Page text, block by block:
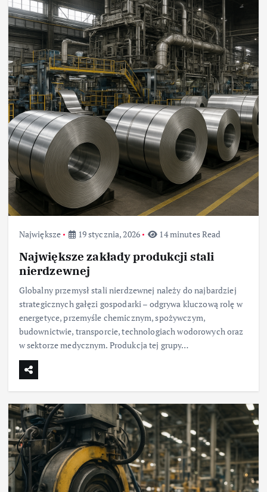
Największe 19 stycznia, 2026 14 minutes Read
Największe zakłady produkcji stali
nierdzewnej
Globalny przemysł stali nierdzewnej należy do najbardziej
strategicznych gałęzi gospodarki – odgrywa kluczową rolę w
energetyce, przemyśle chemicznym, spożywczym,
budownictwie, transporcie, technologiach wodorowych oraz
w sektorze medycznym. Produkcja tej grupy…